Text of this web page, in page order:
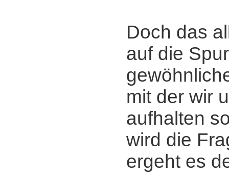
Doch das
auf die
mit der wir
aufhalten
wird die
ergeht es